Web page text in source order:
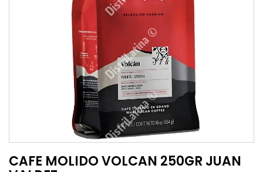
CAFE MOLIDO VOLCAN 250GR JUAN